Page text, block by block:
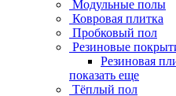
Модульные полы
Ковровая плитка
Пробковый пол
Резиновые
Резиновая
показать еще
Тёплый пол